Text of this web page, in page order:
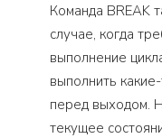
Команда BREAK
случае, когда
выполнение
выполнить
перед выходом.
текущее